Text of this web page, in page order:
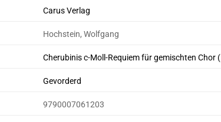
Carus Verlag
Hochstein, Wolfgang
Cherubinis c-Moll-Requiem für gemischten Chor (
Gevorderd
9790007061203